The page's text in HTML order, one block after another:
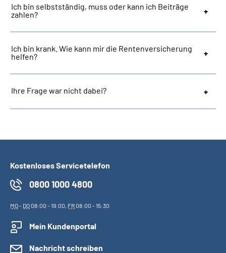
Ich bin selbstständig, muss oder kann ich Beiträge
zahlen?
Ich bin krank. Wie kann mir die Rentenversicherung
helfen?
Ihre Frage war nicht dabei?
Kostenloses Servicetelefon
0800 1000 4800
MO- DO08:00 - 19:00, FR08:00 - 15:30
Mein Kundenportal
Nachricht schreiben